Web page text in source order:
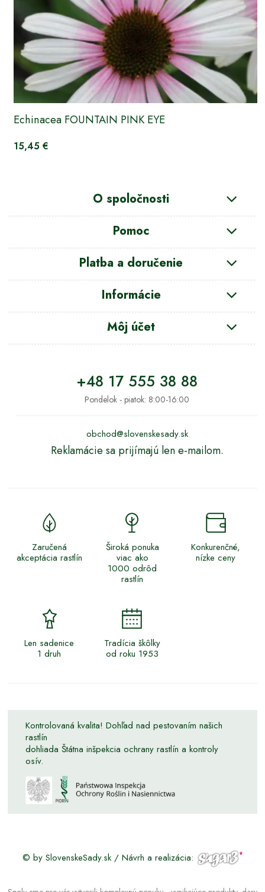
Echinacea FOUNTAIN PINK EYE
15,45 €
O spoločnosti
Pomoc
Platba a doručenie
Informácie
Môj účet
+48 17 555 38 88
Pondelok - piatok: 8:00-16:00
obchod@slovenskesady.sk
Reklamácie sa prijímajú len e-mailom.
Zaručená
akceptácia rastlín
Široká ponuka
viac ako
1000 odrôd
rastlín
Konkurenčné,
nízke ceny
Len sadenice
1 druh
Tradícia škôlky
od roku 1953
Kontrolovaná kvalita! Dohľad nad pestovaním našich
rastlín
dohliada Štátna inšpekcia ochrany rastlín a kontroly
osív.
© by SlovenskeSady.sk / Návrh a realizácia: